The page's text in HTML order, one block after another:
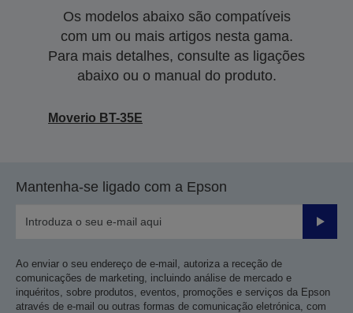
Os modelos abaixo são compatíveis
com um ou mais artigos nesta gama.
Para mais detalhes, consulte as ligações
abaixo ou o manual do produto.
Moverio BT-35E
Mantenha-se ligado com a Epson
Enviar
Ao enviar o seu endereço de e-mail, autoriza a receção de
comunicações de marketing, incluindo análise de mercado e
inquéritos, sobre produtos, eventos, promoções e serviços da Epson
através de e-mail ou outras formas de comunicação eletrónica, com